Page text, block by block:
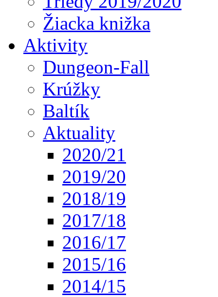
Žiacka knižka
Aktivity
Dungeon-Fall
Krúžky
Baltík
Aktuality
2020/21
2019/20
2018/19
2017/18
2016/17
2015/16
2014/15